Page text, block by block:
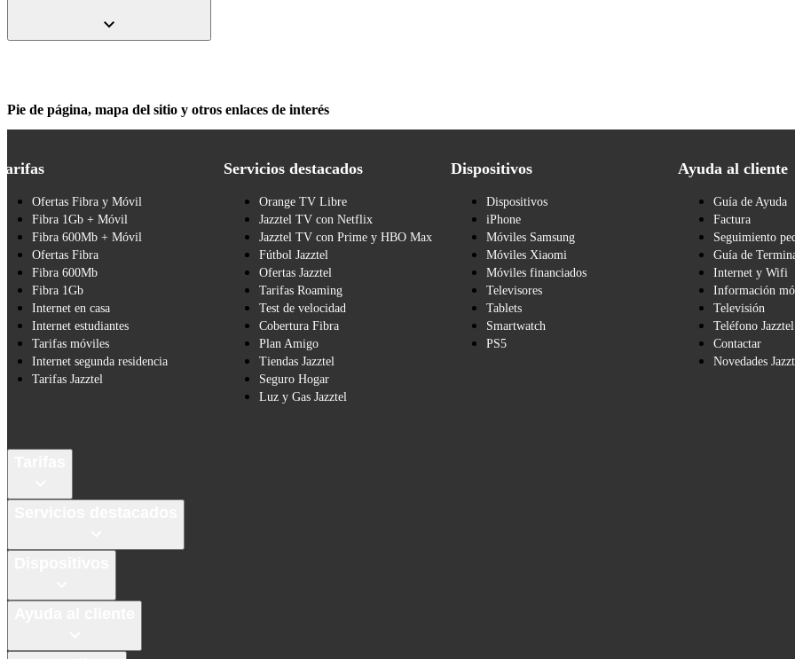
Pie de página, mapa del sitio y otros enlaces de interés
Ofertas Fibra y Móvil
Fibra 1Gb + Móvil
Fibra 600Mb + Móvil
Ofertas Fibra
Fibra 600Mb
Fibra 1Gb
Internet en casa
Internet estudiantes
Tarifas móviles
Internet segunda residencia
Tarifas Jazztel
Servicios destacados
Orange TV Libre
Jazztel TV con Netflix
Jazztel TV con Prime y HBO Max
Fútbol Jazztel
Ofertas Jazztel
Tarifas Roaming
Test de velocidad
Cobertura Fibra
Plan Amigo
Tiendas Jazztel
Seguro Hogar
Luz y Gas Jazztel
Dispositivos
Dispositivos
iPhone
Móviles Samsung
Móviles Xiaomi
Móviles financiados
Televisores
Tablets
Smartwatch
PS5
Ayuda al cliente
Guía de Ayuda
Factura
Seguimiento
Guía de
Internet y Wifi
Información
Televisión
Teléfono Jazztel
Contactar
Novedades